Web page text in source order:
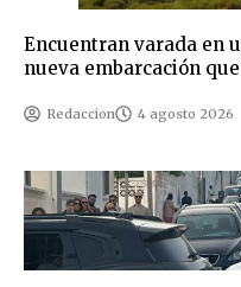
Encuentran varada en
nueva embarcación
Redaccion 4 agosto 2026